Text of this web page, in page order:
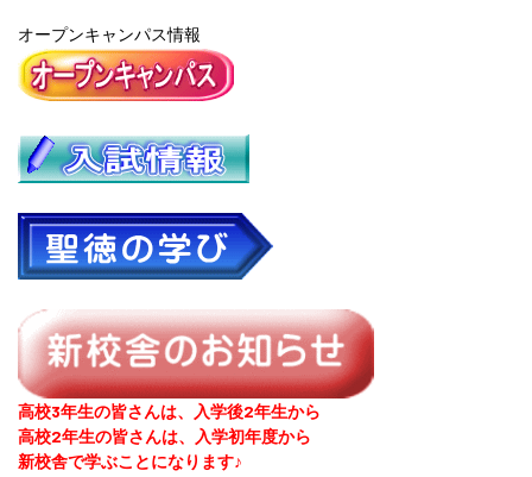
オープンキャンパス情報
高校3年生の皆さんは、入学後2年生から
高校2年生の皆さんは、入学初年度から
新校舎で学ぶことになります♪